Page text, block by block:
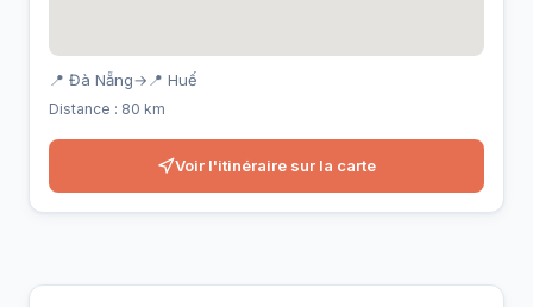
📍 Đà Nẵng→ 📍 Huế
Distance : 80 km
Voir l'itinéraire sur la carte